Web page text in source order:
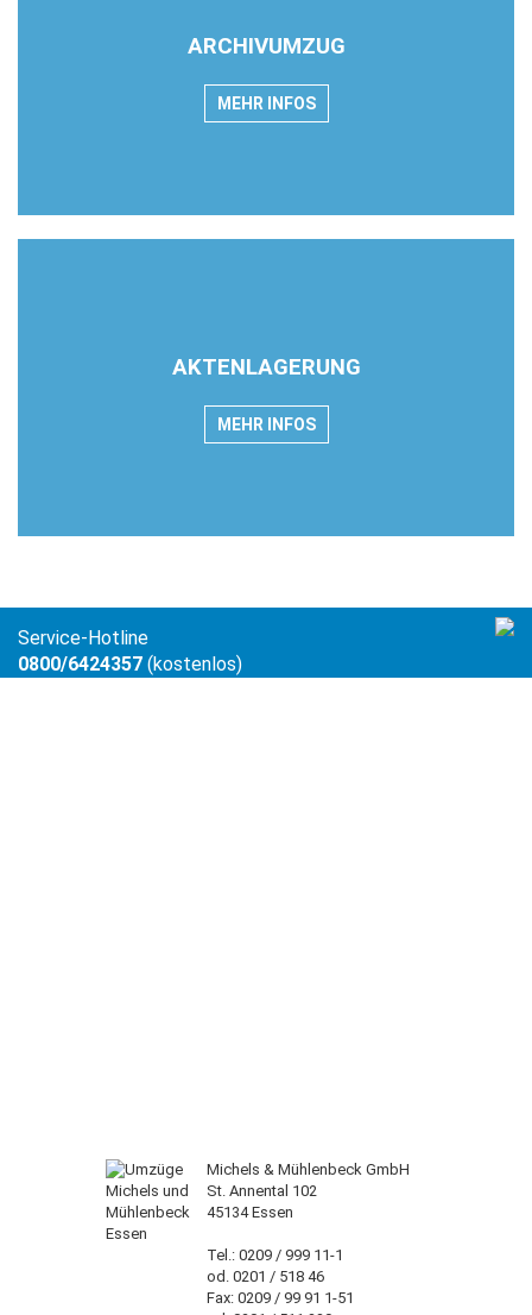
ARCHIVUMZUG
MEHR INFOS
AKTENLAGERUNG
MEHR INFOS
Service-Hotline
0800/6424357 (kostenlos)
Michels & Mühlenbeck GmbH
St. Annental 102
45134 Essen
Tel.: 0209 / 999 11-1
od. 0201 / 518 46
Fax: 0209 / 99 91 1-51